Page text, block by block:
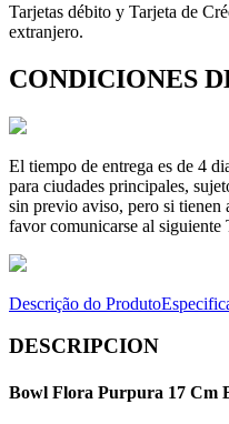
Tarjetas débito y Tarjeta de
extranjero.
CONDICIONES
El tiempo de entrega es de 4
para ciudades principales,
sin previo aviso, pero si tienen
favor comunicarse al
Descrição do Produto
DESCRIPCION
Bowl Flora Purpura 17 Cm